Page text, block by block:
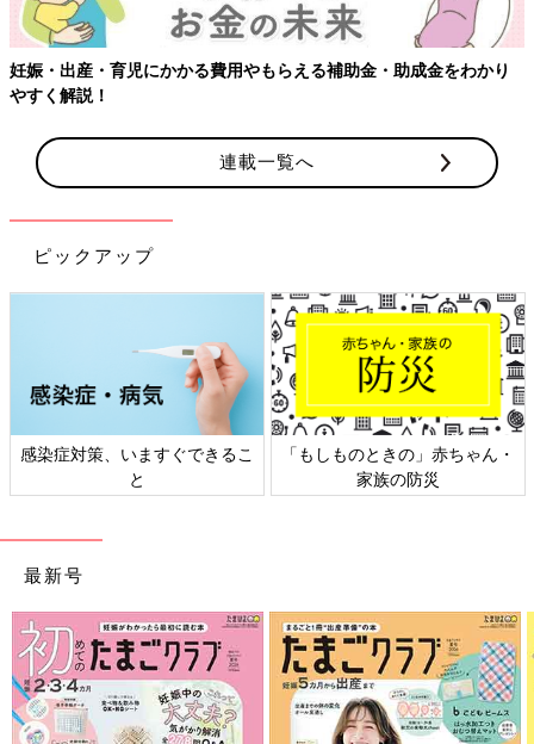
補助金・助成金をわかり
連載一覧へ
ピックアップ
「もしものときの」赤ちゃん・
家族の防災
日本外来小児科学会リーフレッ
ト検討会
最新号